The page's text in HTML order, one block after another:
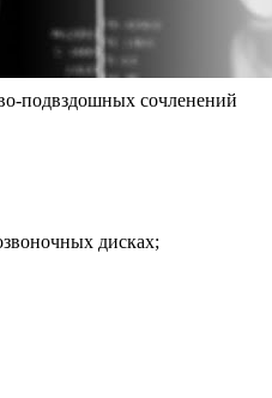
подвздошных сочленений
дисках;